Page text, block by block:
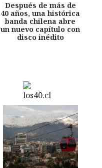
Después de más de
40 años, una histórica
banda chilena abre
un nuevo capítulo con
disco inédito